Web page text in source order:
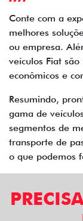
Conte com a
melhores
ou empresa.
veículos Fiat
econômicos e
Resumindo,
gama de
segmentos de
transporte de
o que podemos